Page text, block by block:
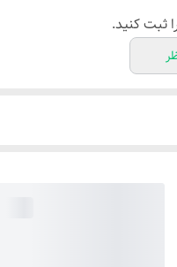
ثبت کنید.